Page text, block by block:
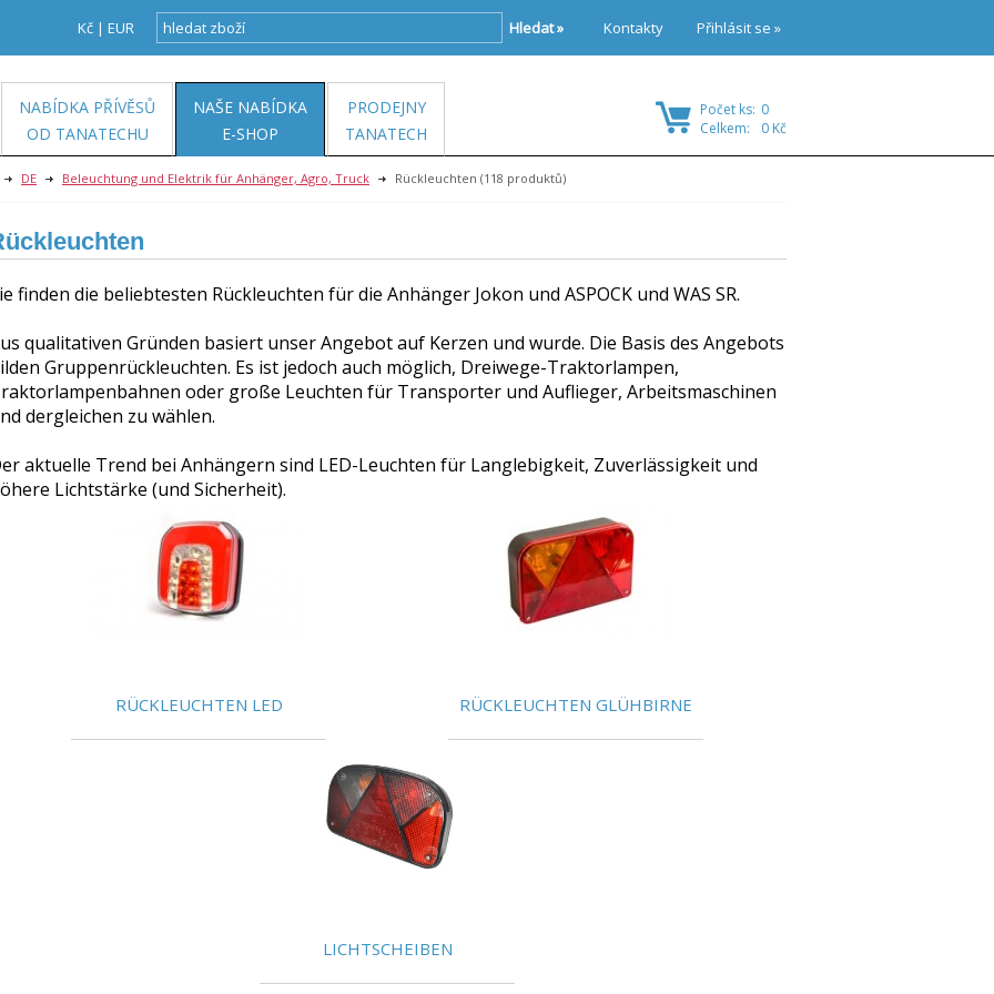
DE Beleuchtung und Elektrik für Anhänger, Agro, Truck Rückleuchten (118 produktů)
finden die beliebtesten Rückleuchten für die Anhänger Jokon und ASPOCK und WAS SR.
qualitativen Gründen basiert unser Angebot auf Kerzen und wurde. Die Basis des Angebots
Gruppenrückleuchten. Es ist jedoch auch möglich, Dreiwege-Traktorlampen,
oder große Leuchten für Transporter und Auflieger, Arbeitsmaschinen
dergleichen zu wählen.
aktuelle Trend bei Anhängern sind LED-Leuchten für Langlebigkeit, Zuverlässigkeit und
Lichtstärke (und Sicherheit).
RÜCKLEUCHTEN LED RÜCKLEUCHTEN GLÜHBIRNE
LICHTSCHEIBEN
Přihlásit se »
Kontakty
Hledat »
Kč | EUR
NABÍDKA PŘÍVĚSŮ
OD TANATECHU
NAŠE NABÍDKA
E-SHOP
PRODEJNY
TANATECH
Počet ks: 0
Celkem:
0 Kč